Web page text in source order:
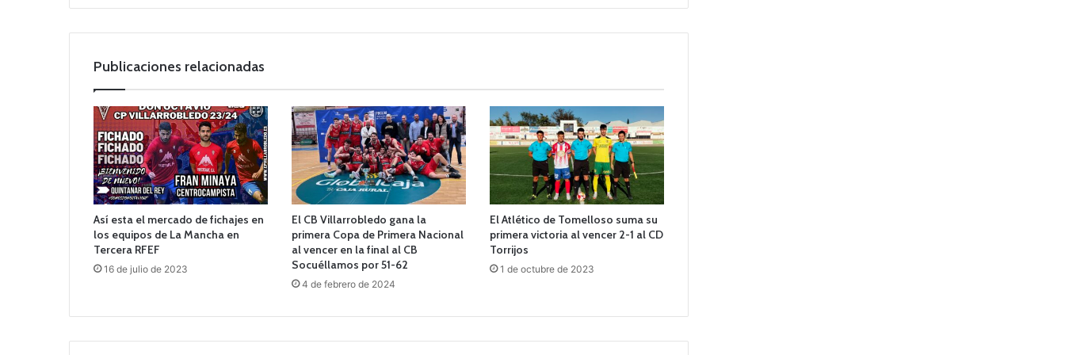
Publicaciones relacionadas
Así esta el mercado de fichajes en
los equipos de La Mancha en
Tercera RFEF
16 de julio de 2023
El CB Villarrobledo gana la
primera Copa de Primera Nacional
al vencer en la final al CB
Socuéllamos por 51-62
4 de febrero de 2024
El Atlético de Tomelloso suma su
primera victoria al vencer 2-1 al CD
Torrijos
1 de octubre de 2023